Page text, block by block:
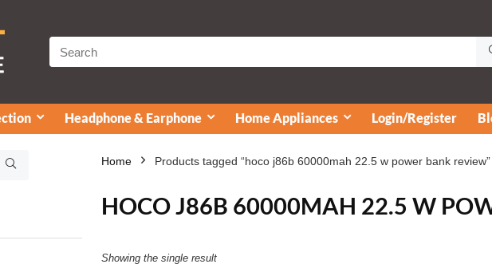
Headphone & Earphone Home Appliances Login/Register
Home Products tagged “hoco j86b 60000mah 22.5 w power bank review”
HOCO J86B 60000MAH 22.5 W
Showing the single result